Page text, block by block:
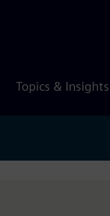
Topics & Insights